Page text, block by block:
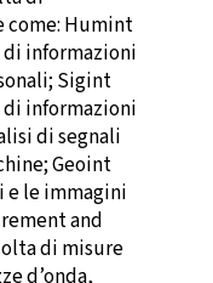
come: Humint
informazioni
Sigint
informazioni
di segnali
Geoint
le immagini
and
di misure